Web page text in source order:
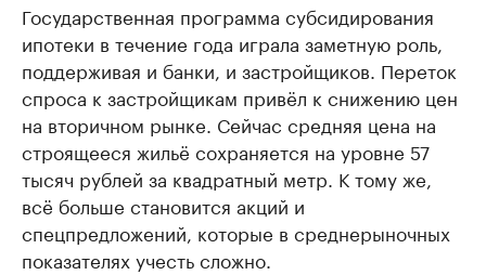
Государственная программа субсидирования
ипотеки в течение года играла заметную роль,
поддерживая и банки, и застройщиков. Переток
спроса к застройщикам привёл к снижению цен
на вторичном рынке. Сейчас средняя цена на
строящееся жильё сохраняется на уровне 57
тысяч рублей за квадратный метр. К тому же,
всё больше становится акций и
спецпредложений, которые в среднерыночных
показателях учесть сложно.